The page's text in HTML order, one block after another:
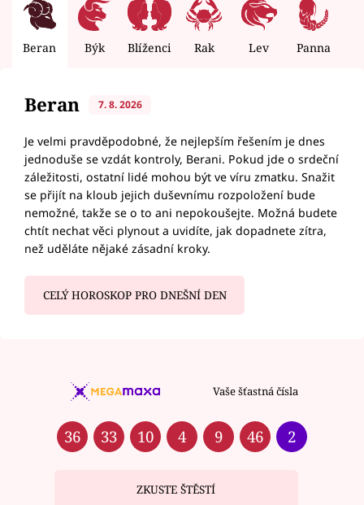
Beran Býk Blíženci Rak Lev Panna
Beran 7. 8. 2026
Je velmi pravděpodobné, že nejlepším řešením je dnes
jednoduše se vzdát kontroly, Berani. Pokud jde o srdeční
záležitosti, ostatní lidé mohou být ve víru zmatku. Snažit
se přijít na kloub jejich duševnímu rozpoložení bude
nemožné, takže se o to ani nepokoušejte. Možná budete
chtít nechat věci plynout a uvidíte, jak dopadnete zítra,
než uděláte nějaké zásadní kroky.
CELÝ HOROSKOP PRO DNEŠNÍ DEN
Vaše šťastná čísla
36 33 10 4 9 46 2
ZKUSTE ŠTĚSTÍ